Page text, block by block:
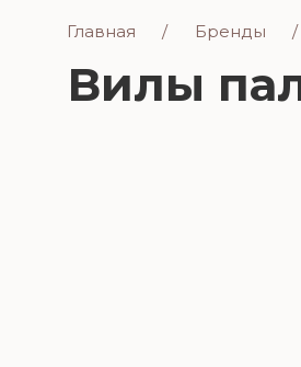
Главная Бренды
Вилы